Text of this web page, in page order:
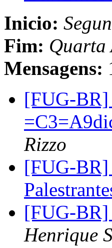
Inicio:
Fim: Quarta
Mensagens:
[FUG-BR]
Rizzo
[FUG-BR]
[FUG-BR]
Henrique